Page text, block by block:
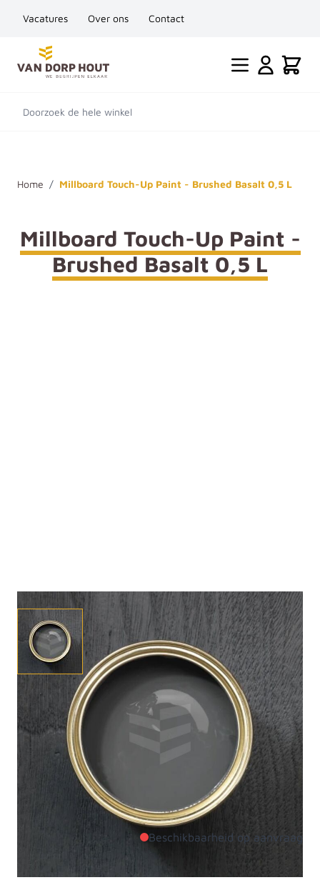
Vacatures Over ons Contact
Ga naar de inhoud
Cart
Doorzoek de hele winkel
Home / Millboard Touch-Up Paint - Brushed Basalt 0,5 L
Millboard Touch-Up Paint -
Brushed Basalt 0,5 L
De Millboard Touch-Up Paint in Brushed Basalt is
speciaal ontwikkeld om zaagkanten en kleine
beschadigingen van Millboard vlonderplanken subtiel
bij te werken. Deze verf biedt een perfecte
kleuraanpassing aan de Brushed Basalt afwerking,
zodat uw terras er altijd professioneel en verzorgd
Beschikbaarheid op aanvraag
Productdetails